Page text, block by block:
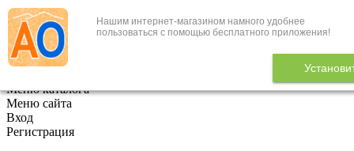
Нашим интернет-магазином намного удобнее
пользоваться с помощью бесплатного приложения!
+7 (495) 646-888-1
В корзине 0
Меню каталога
Меню сайта
Вход
Регистрация